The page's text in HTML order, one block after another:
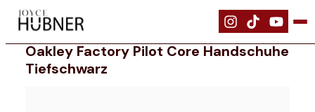
| Bekleidung Oakley Factory Pilot Core Handschuhe tiefschwarz
Oakley Factory Pilot Core Handschuhe
Tiefschwarz